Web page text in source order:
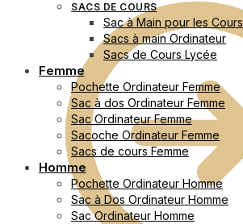
SACS DE COURS
Sac à Main pour les Cours
Sacs à main Ordinateur
Sacs de Cours Lycée
Femme
Pochette Ordinateur Femme
Sac à dos Ordinateur Femme
Sac Ordinateur Femme
Sacoche Ordinateur Femme
Sacs de cours Femme
Homme
Pochette Ordinateur Homme
Sac à Dos Ordinateur Homme
Sac Ordinateur Homme